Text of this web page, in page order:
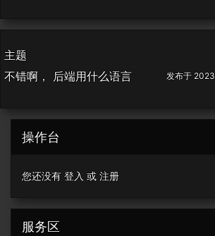
主题
不错啊， 后端用什么语言
发布于
操作台
您还没有 登入 或 注册
服务区